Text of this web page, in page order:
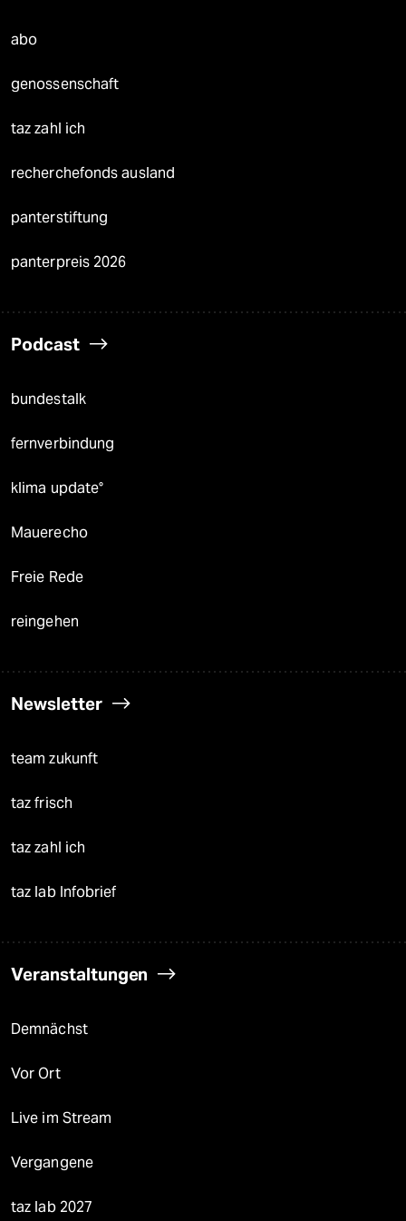
abo
genossenschaft
taz zahl ich
recherchefonds ausland
panterstiftung
panterpreis 2026
Podcast
bundestalk
fernverbindung
klima update°
Mauerecho
Freie Rede
reingehen
Newsletter
team zukunft
taz frisch
taz zahl ich
taz lab Infobrief
Veranstaltungen
Demnächst
Vor Ort
Live im Stream
Vergangene
taz lab 2027